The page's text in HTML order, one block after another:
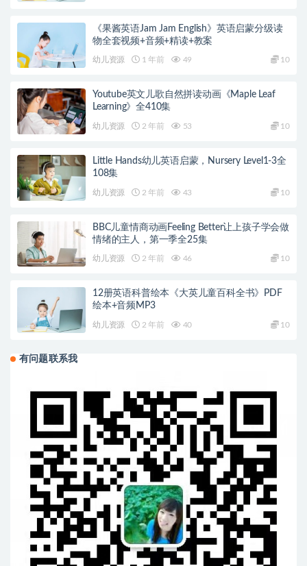
《果酱英语Jam Jam English》英语启蒙分级读
物全套视频+音频+精读+教案
幼儿资源 1 年前 49 10
Youtube英文儿歌自然拼读动画《Maple Leaf
Learning》全410集
幼儿资源 2 年前 53 10
Little Hands幼儿英语启蒙，Nursery Level1-3全
108集
幼儿资源 2 年前 43 10
BBC儿童情商动画Feeling Better让上孩子学会做
情绪的主人，第一季全25集
幼儿资源 2 年前 46 10
12册英语科普绘本《大英儿童百科全书》PDF
绘本+音频MP3
幼儿资源 2 年前 40 10
有问题联系我